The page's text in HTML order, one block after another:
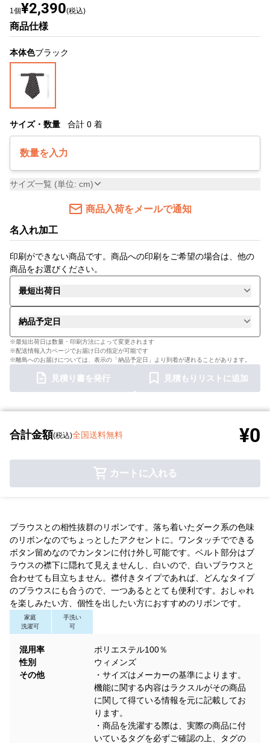
1個¥2,390(税込)
商品仕様
本体色ブラック
サイズ・数量 合計 0 着
数量を入力
サイズ一覧 (単位: cm)
商品入荷をメールで通知
名入れ加工
印刷ができない商品です。商品への印刷をご希望の場合は、他の
商品をお選びください。
最短出荷日
納品予定日
※最短出荷日は数量・印刷方法によって変更されます
※配送情報入力ページでお届け日の指定が可能です
※離島へのお届けについては、表示の「納品予定日」より到着が遅れることがあります。
見積り書を発行 見積もりリストに追加
合計金額(税込)全国送料無料 ¥0
カートに入れる
ブラウスとの相性抜群のリボンです。落ち着いたダーク系の色味
のリボンなのでちょっとしたアクセントに。ワンタッチでできる
ボタン留めなのでカンタンに付け外し可能です。ベルト部分はブ
ラウスの襟下に隠れて見えませんし、白いので、白いブラウスと
合わせても目立ちません。襟付きタイプであれば、どんなタイプ
のブラウスにも合うので、一つあるととても便利です。おしゃれ
を楽しみたい方、個性を出したい方におすすめのリボンです。
家庭
洗濯可
手洗い
可
混用率
ポリエステル100％
性別
ウィメンズ
その他
・サイズはメーカーの基準によります。
機能に関する内容はラクスルがその商品
に関して得ている情報を元に記載してお
ります。
・商品を洗濯する際は、実際の商品に付
いているタグを必ずご確認の上、タグの